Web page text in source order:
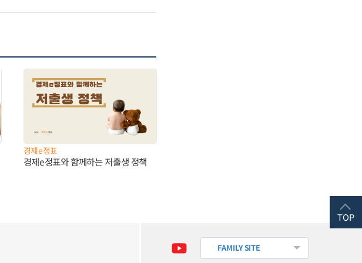
경제e정표
경제e정표와 함께하는 저출생 정책
FAMILY SITE
TOP